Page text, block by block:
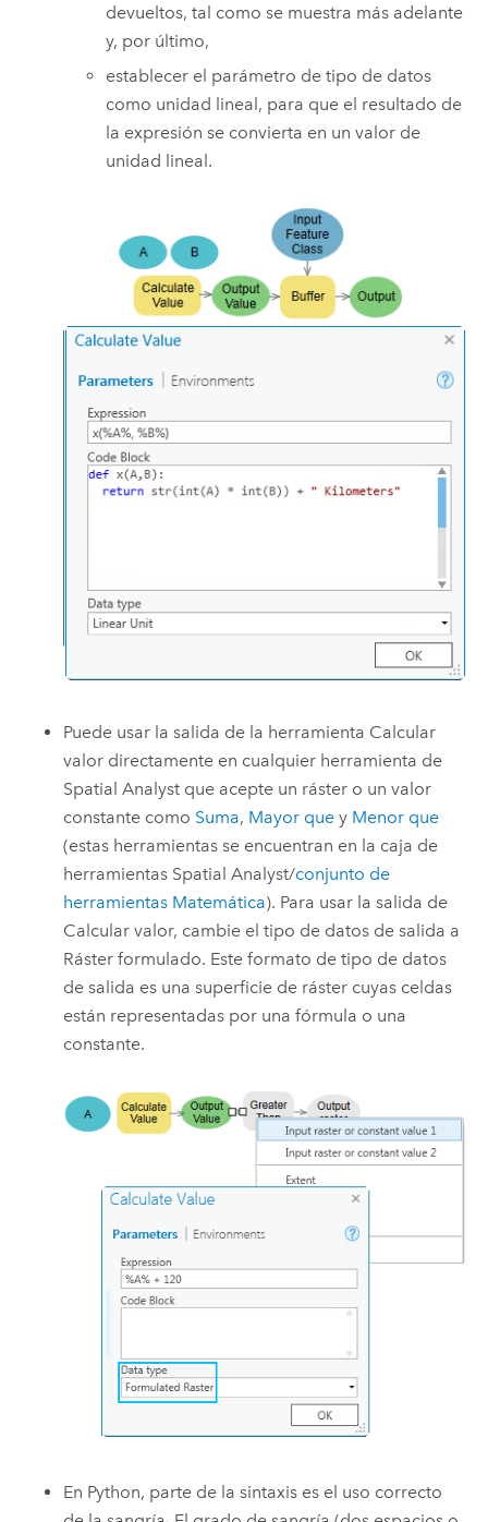
devueltos, tal como se muestra más adelante
y, por último,
establecer el parámetro de tipo de datos
como unidad lineal, para que el resultado de
la expresión se convierta en un valor de
unidad lineal.
Puede usar la salida de la herramienta Calcular
valor directamente en cualquier herramienta de
Spatial Analyst que acepte un ráster o un valor
constante como Suma, Mayor que y Menor que
(estas herramientas se encuentran en la caja de
herramientas Spatial Analyst/conjunto de
herramientas Matemática). Para usar la salida de
Calcular valor, cambie el tipo de datos de salida a
Ráster formulado. Este formato de tipo de datos
de salida es una superficie de ráster cuyas celdas
están representadas por una fórmula o una
constante.
En Python, parte de la sintaxis es el uso correcto